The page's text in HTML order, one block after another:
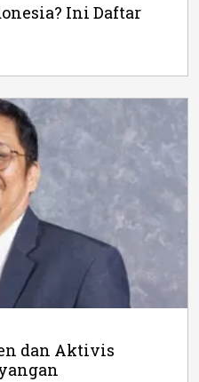
Ini Daftar
dan Aktivis